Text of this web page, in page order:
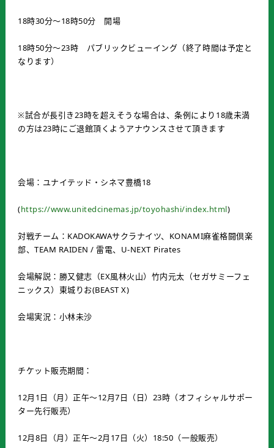
18時30分～18時50分 開場
18時50分～23時 パブリックビューイング（終了時間は予定と
なります）
※試合が長引き23時を超えそうな場合は、条例により18歳未満
の方は23時にご退館頂くようアナウンスさせて頂きます
会場：ユナイテッド・シネマ豊橋18
(https://www.unitedcinemas.jp/toyohashi/index.html)
対戦チーム：KADOKAWAサクラナイツ、KONAMI麻雀格闘倶楽
部、TEAM RAIDEN / 雷電、U-NEXT Pirates
会場解説：勝又健志（EX風林火山）竹内元太（セガサミーフェ
ニックス）東城りお(BEAST X)
会場実況：小林未沙
チケット販売期間：
12月1日（月）正午～12月7日（日）23時（オフィシャルサポー
ター先行販売）
12月8日（月）正午～2月17日（火）18:50（一般販売）